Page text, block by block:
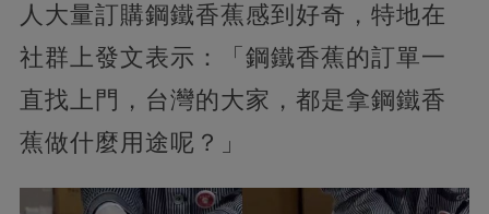
人大量訂購鋼鐵香蕉感到好奇，特地在
社群上發文表示：「鋼鐵香蕉的訂單一
直找上門，台灣的大家，都是拿鋼鐵香
蕉做什麼用途呢？」